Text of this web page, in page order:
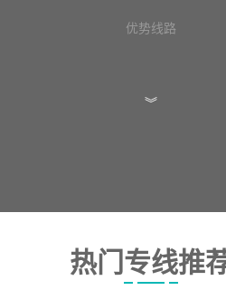
优势线路
︾
热门专线推